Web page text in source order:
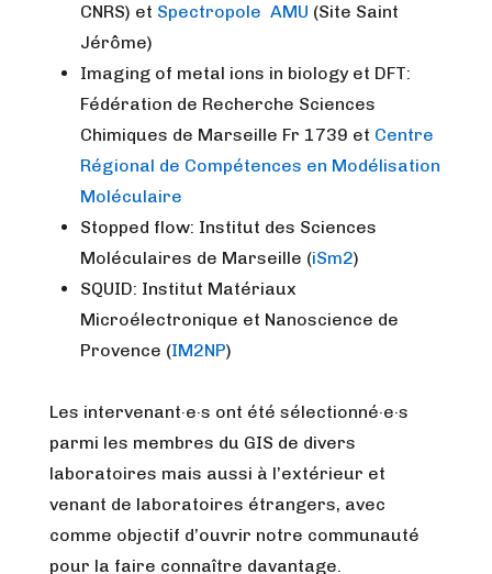
CNRS) et Spectropole AMU (Site Saint
Jérôme)
Imaging of metal ions in biology et DFT:
Fédération de Recherche Sciences
Chimiques de Marseille Fr 1739 et Centre
Régional de Compétences en Modélisation
Moléculaire
Stopped flow: Institut des Sciences
Moléculaires de Marseille (iSm2)
SQUID: Institut Matériaux
Microélectronique et Nanoscience de
Provence (IM2NP)
Les intervenant·e·s ont été sélectionné·e·s
parmi les membres du GIS de divers
laboratoires mais aussi à l’extérieur et
venant de laboratoires étrangers, avec
comme objectif d’ouvrir notre communauté
pour la faire connaître davantage.